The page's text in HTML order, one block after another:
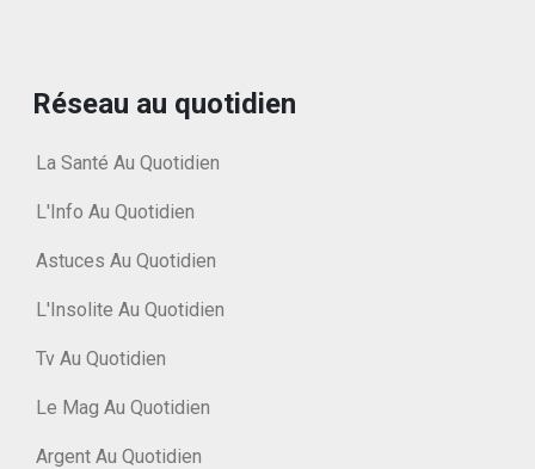
Réseau au quotidien
La Santé Au Quotidien
L'Info Au Quotidien
Astuces Au Quotidien
L'Insolite Au Quotidien
Tv Au Quotidien
Le Mag Au Quotidien
Argent Au Quotidien